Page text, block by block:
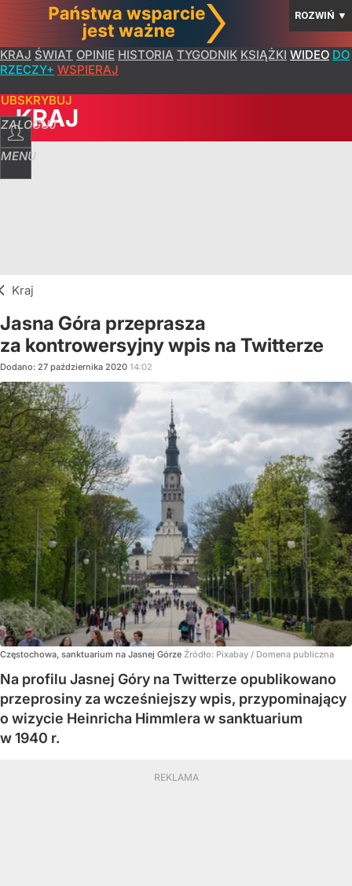
ROZWIŃ ▼
KRAJ ŚWIAT OPINIE HISTORIA TYGODNIK KSIĄŻKI WIDEO DO
RZECZY+ WSPIERAJ
ZALOGUJ
MENU
KRAJ
Kraj
Jasna Góra przeprasza
za kontrowersyjny wpis na Twitterze
Dodano: 27 października 2020 14:02
Częstochowa, sanktuarium na Jasnej Górze Źródło: Pixabay / Domena publiczna
Na profilu Jasnej Góry na Twitterze opublikowano
przeprosiny za wcześniejszy wpis, przypominający
o wizycie Heinricha Himmlera w sanktuarium
w 1940 r.